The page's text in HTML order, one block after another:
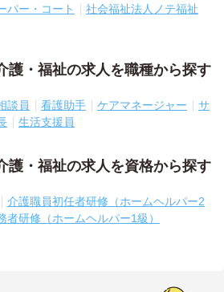
パー・コート
社会福祉法人ノテ福祉
護・福祉の求人を職種から探す
談員 看護助手 ケアマネージャー
サ
生活支援員
護・福祉の求人を資格から探す
介護職員初任者研修（ホームヘルパー2
者研修（ホームヘルパー1級）